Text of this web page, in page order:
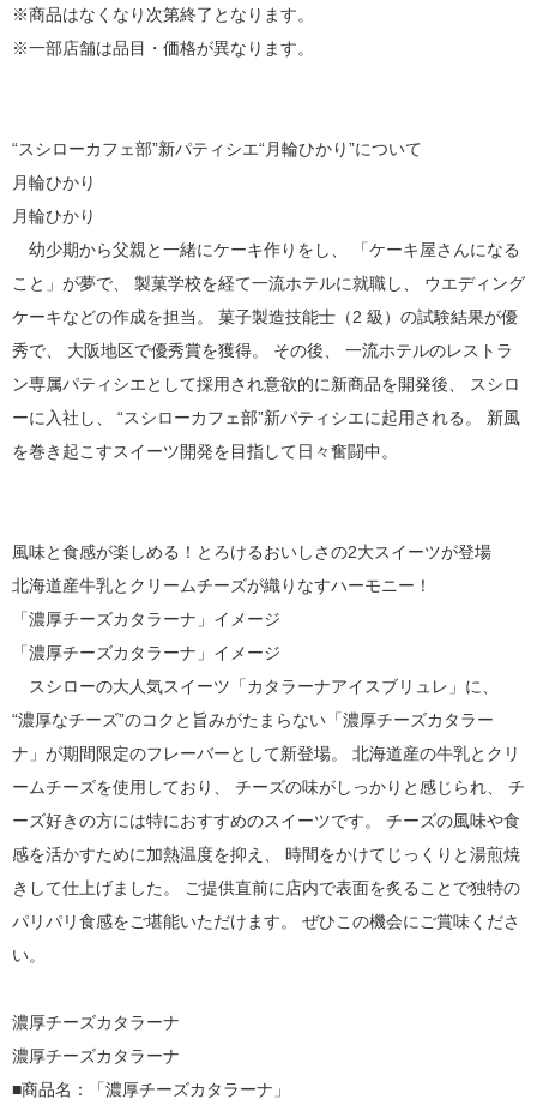
※商品はなくなり次第終了となります。
※一部店舗は品目・価格が異なります。
“スシローカフェ部”新パティシエ“月輪ひかり”について
月輪ひかり
月輪ひかり
幼少期から父親と一緒にケーキ作りをし、 「ケーキ屋さんになる
こと」が夢で、 製菓学校を経て一流ホテルに就職し、 ウエディング
ケーキなどの作成を担当。 菓子製造技能士（2 級）の試験結果が優
秀で、 大阪地区で優秀賞を獲得。 その後、 一流ホテルのレストラ
ン専属パティシエとして採用され意欲的に新商品を開発後、 スシロ
ーに入社し、 “スシローカフェ部”新パティシエに起用される。 新風
を巻き起こすスイーツ開発を目指して日々奮闘中。
風味と食感が楽しめる！とろけるおいしさの2大スイーツが登場
北海道産牛乳とクリームチーズが織りなすハーモニー！
「濃厚チーズカタラーナ」イメージ
「濃厚チーズカタラーナ」イメージ
スシローの大人気スイーツ「カタラーナアイスブリュレ」に、
“濃厚なチーズ”のコクと旨みがたまらない「濃厚チーズカタラー
ナ」が期間限定のフレーバーとして新登場。 北海道産の牛乳とクリ
ームチーズを使用しており、 チーズの味がしっかりと感じられ、 チ
ーズ好きの方には特におすすめのスイーツです。 チーズの風味や食
感を活かすために加熱温度を抑え、 時間をかけてじっくりと湯煎焼
きして仕上げました。 ご提供直前に店内で表面を炙ることで独特の
パリパリ食感をご堪能いただけます。 ぜひこの機会にご賞味くださ
い。
濃厚チーズカタラーナ
濃厚チーズカタラーナ
■商品名：「濃厚チーズカタラーナ」